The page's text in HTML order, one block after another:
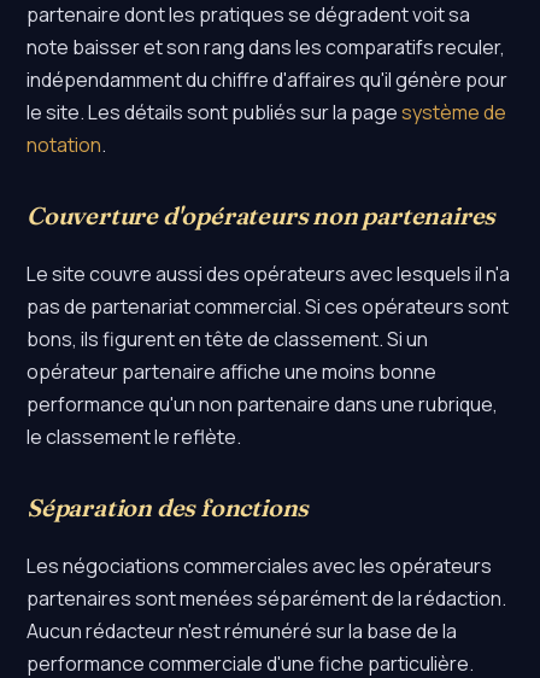
partenaire dont les pratiques se dégradent voit sa
note baisser et son rang dans les comparatifs reculer,
indépendamment du chiffre d'affaires qu'il génère pour
le site. Les détails sont publiés sur la pagesystème de
notation.
Couverture d'opérateurs non partenaires
Le site couvre aussi des opérateurs avec lesquels il n'a
pas de partenariat commercial. Si ces opérateurs sont
bons, ils figurent en tête de classement. Si un
opérateur partenaire affiche une moins bonne
performance qu'un non partenaire dans une rubrique,
le classement le reflète.
Séparation des fonctions
Les négociations commerciales avec les opérateurs
partenaires sont menées séparément de la rédaction.
Aucun rédacteur n'est rémunéré sur la base de la
performance commerciale d'une fiche particulière.